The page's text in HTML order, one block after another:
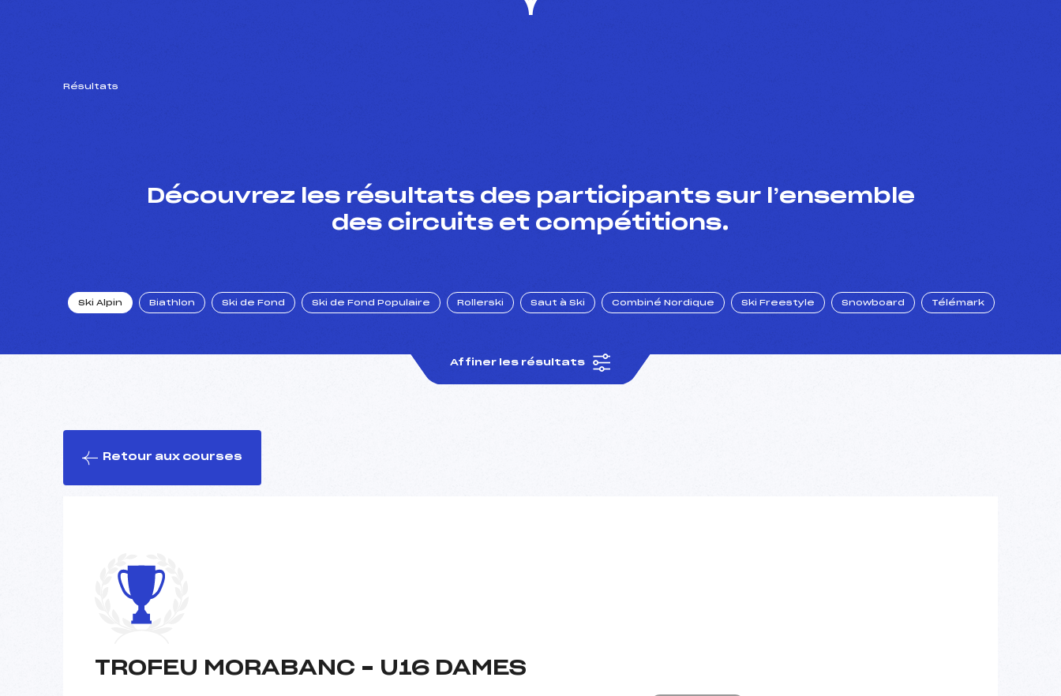
Résultats
Découvrez les résultats des participants sur l’ensemble
des circuits et compétitions.
Ski Alpin Biathlon Ski de Fond Ski de Fond Populaire Rollerski Saut à Ski Combiné Nordique Ski Freestyle Snowboard Télémark
Affiner les résultats
Retour aux courses
TROFEU MORABANC – U16 DAMES